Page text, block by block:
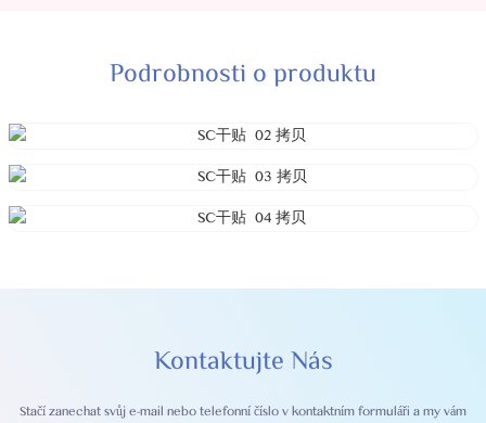
Podrobnosti o produktu
Kontaktujte Nás
Stačí zanechat svůj e-mail nebo telefonní číslo v kontaktním formuláři a my vám